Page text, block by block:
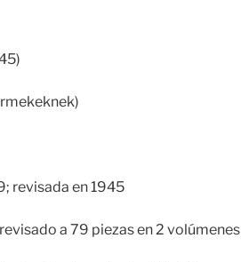
revisada en 1945
a 79 piezas en 2 volúmenes